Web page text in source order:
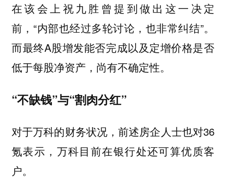
在该会上祝九胜曾提到做出这一决定
前，“内部也经过多轮讨论，也非常纠结”。
而最终A股增发能否完成以及定增价格是否
低于每股净资产，尚有不确定性。
“不缺钱”与“割肉分红”
对于万科的财务状况，前述房企人士也对36
氪表示，万科目前在银行处还可算优质客
户。